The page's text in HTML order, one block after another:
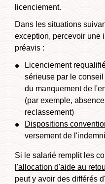
licenciement.
Dans les situations
exception, percevoir une
préavis :
Licenciement
sérieuse par le
du manquement de
(par exemple,
reclassement)
Dispositions
versement de
Si le salarié remplit les
l'allocation d'aide au
peut y avoir des différés